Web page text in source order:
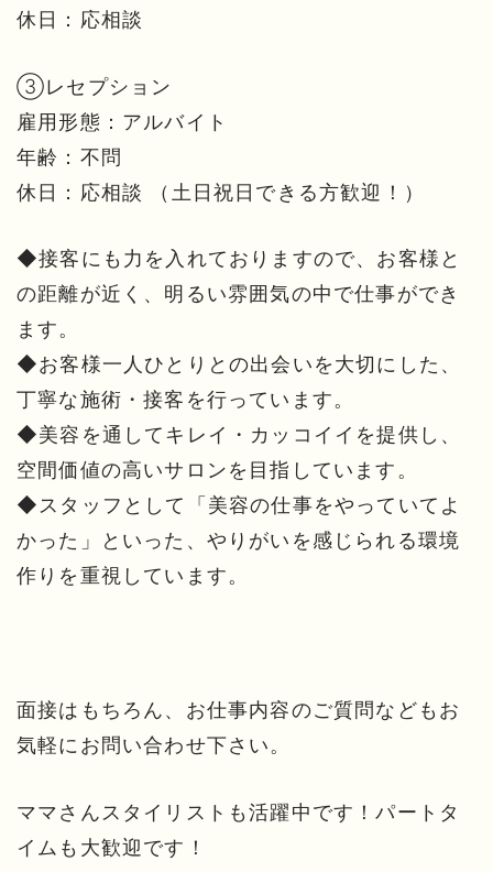
休日：応相談
➂レセプション
雇用形態：アルバイト
年齢：不問
休日：応相談 （土日祝日できる方歓迎！）
◆接客にも力を入れておりますので、お客様と
の距離が近く、明るい雰囲気の中で仕事ができ
ます。
◆お客様一人ひとりとの出会いを大切にした、
丁寧な施術・接客を行っています。
◆美容を通してキレイ・カッコイイを提供し、
空間価値の高いサロンを目指しています。
◆スタッフとして「美容の仕事をやっていてよ
かった」といった、やりがいを感じられる環境
作りを重視しています。
面接はもちろん、お仕事内容のご質問などもお
気軽にお問い合わせ下さい。
ママさんスタイリストも活躍中です！パートタ
イムも大歓迎です！